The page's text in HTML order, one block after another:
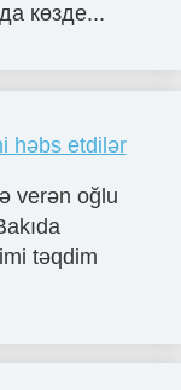
көзде...
həbs etdilər
verən oğlu
təqdim